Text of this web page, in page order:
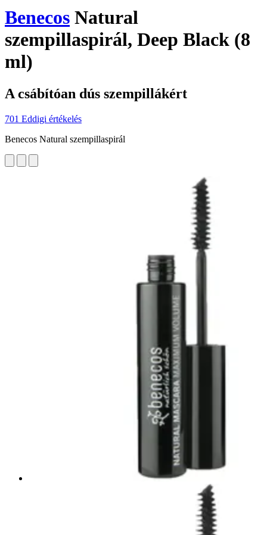
Benecos Natural
szempillaspirál, Deep Black (8
ml)
A csábítóan dús szempillákért
701 Eddigi értékelés
Benecos Natural szempillaspirál